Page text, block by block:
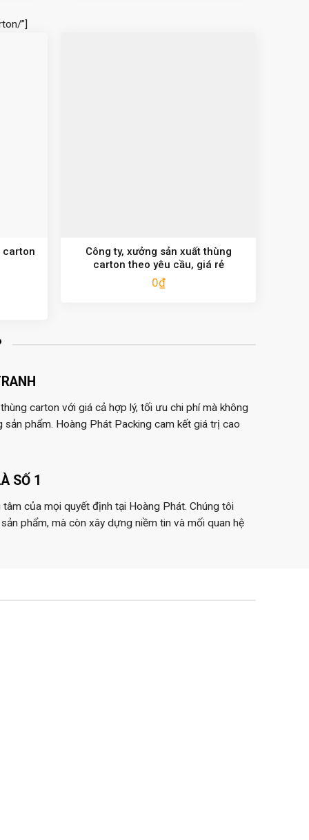
”]
carton
Công ty, xưởng sản xuất thùng
carton theo yêu cầu, giá rẻ
0₫
carton với giá cả hợp lý, tối ưu chi phí mà không
sản phẩm. Hoàng Phát Packing cam kết giá trị cao
SỐ 1
của mọi quyết định tại Hoàng Phát. Chúng tôi
phẩm, mà còn xây dựng niềm tin và mối quan hệ